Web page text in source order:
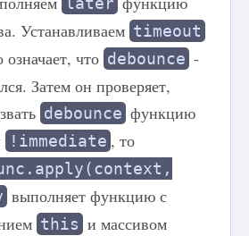
Устанавливаем timeout
что debounce -
Затем он проверяет,
debounce функцию
!immediate , то
выполняет функцию с
this и массивом